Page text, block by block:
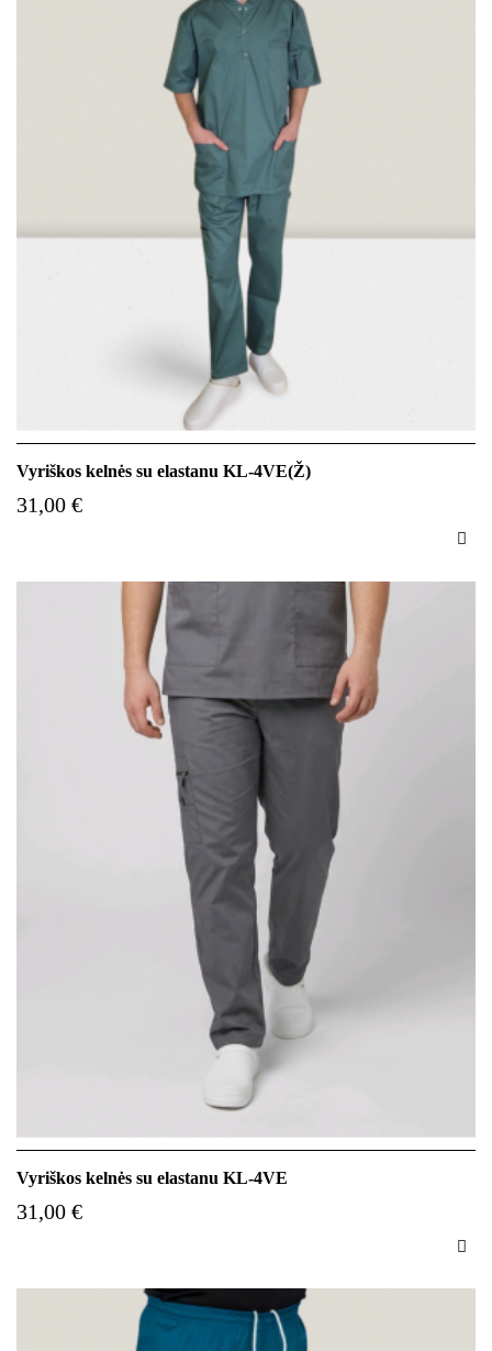
Vyriškos kelnės su elastanu KL-4VE(Ž)
31,00 €

Vyriškos kelnės su elastanu KL-4VE
31,00 €
